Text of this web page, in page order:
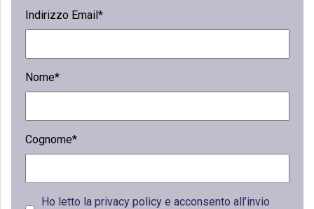
Indirizzo Email*
Nome*
Cognome*
Ho letto la privacy policy e acconsento all’invio